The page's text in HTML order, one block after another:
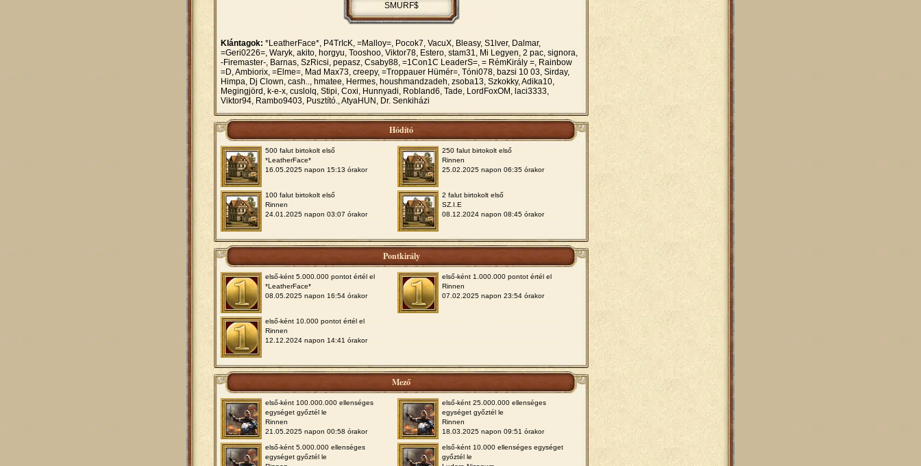
SMURF$
Klántagok: *LeatherFace*, P4TrIcK, =Malloy=, Pocok7, VacuX, Bleasy, S1lver, Dalmar,
=Geri0226=, Waryk, akito, horgyu, Tooshoo, Viktor78, Estero, stam31, Mi Legyen, 2 pac, signora,
-Firemaster-, Barnas, SzRicsi, pepasz, Csaby88, =1Con1C LeaderS=, = RémKirály =, Rainbow
=D, Ambiorix, =Elme=, Mad Max73, creepy, =Troppauer Hümér=, Tóni078, bazsi 10 03, Sirday,
Himpa, Dj Clown, cash.., hmatee, Hermes, houshmandzadeh, zsoba13, Szkokky, Adika10,
Megingjörd, k-e-x, cuslolq, Stipi, Coxi, Hunnyadi, Robland6, Tade, LordFoxOM, laci3333,
Viktor94, Rambo9403, Pusztító., AtyaHUN, Dr. Senkiházi
Hódító
500 falut birtokolt első
*LeatherFace*
16.05.2025 napon 15:13 órakor
250 falut birtokolt első
Rinnen
25.02.2025 napon 06:35 órakor
100 falut birtokolt első
Rinnen
24.01.2025 napon 03:07 órakor
2 falut birtokolt első
SZ.I.E
08.12.2024 napon 08:45 órakor
Pontkirály
első-ként 5.000.000 pontot értél el
*LeatherFace*
08.05.2025 napon 16:54 órakor
első-ként 1.000.000 pontot értél el
Rinnen
07.02.2025 napon 23:54 órakor
első-ként 10.000 pontot értél el
Rinnen
12.12.2024 napon 14:41 órakor
Mező
első-ként 100.000.000 ellenséges
egységet győztél le
Rinnen
21.05.2025 napon 00:58 órakor
első-ként 25.000.000 ellenséges
egységet győztél le
Rinnen
18.03.2025 napon 09:51 órakor
első-ként 5.000.000 ellenséges
egységet győztél le
első-ként 10.000 ellenséges egységet
győztél le